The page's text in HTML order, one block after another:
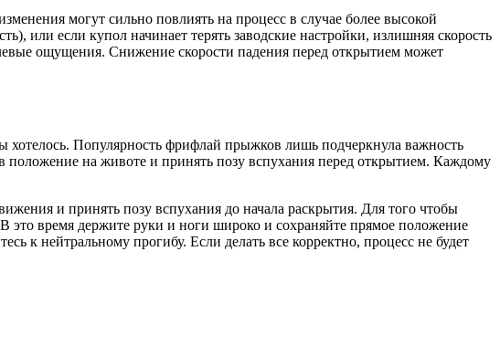
могут сильно повлиять на процесс в случае более высокой
или если купол начинает терять заводские настройки, излишняя скорость
ощущения. Снижение скорости падения перед открытием может
хотелось. Популярность фрифлай прыжков лишь подчеркнула важность
положение на животе и принять позу вспухания перед открытием. Каждому
и принять позу вспухания до начала раскрытия. Для того чтобы
это время держите руки и ноги широко и сохраняйте прямое положение
к нейтральному прогибу. Если делать все корректно, процесс не будет